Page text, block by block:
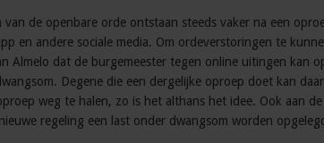
van de openbare orde ontstaan steeds vaker na een
en andere sociale media. Om ordeverstoringen te
Almelo dat de burgemeester tegen online uitingen kan
Degene die een dergelijke oproep doet kan
weg te halen, zo is het althans het idee. Ook aan
regeling een last onder dwangsom worden